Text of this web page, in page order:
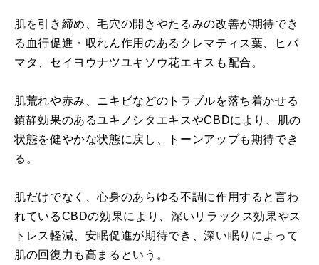
肌を引き締め、毛穴の開きやたるみの改善が期待でき
る血行促進・収れん作用のあるクレマティス葉、ヒバ
マタ、セイヨウナツユキソウ花エキスも配合。
肌荒れや赤み、ニキビなどのトラブルを落ち着かせる
鎮静効果のあるユキノシタエキスやCBDにより、肌の
状態を健やかな状態に戻し、トーンアップも期待でき
る。
肌だけでなく、心身のあらゆる不調に作用すると言わ
れているCBDの効果により、深いリラックス効果やス
トレス軽減、安眠促進が期待でき、深い眠りによって
肌の回復力も高まるという。